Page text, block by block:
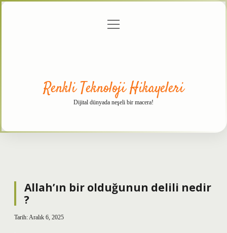
menüyü
Renkli Teknoloji Hikayeleri
Dijital dünyada neşeli bir macera!
Allah’ın bir olduğunun delili nedir
?
Tarih: Aralık 6, 2025